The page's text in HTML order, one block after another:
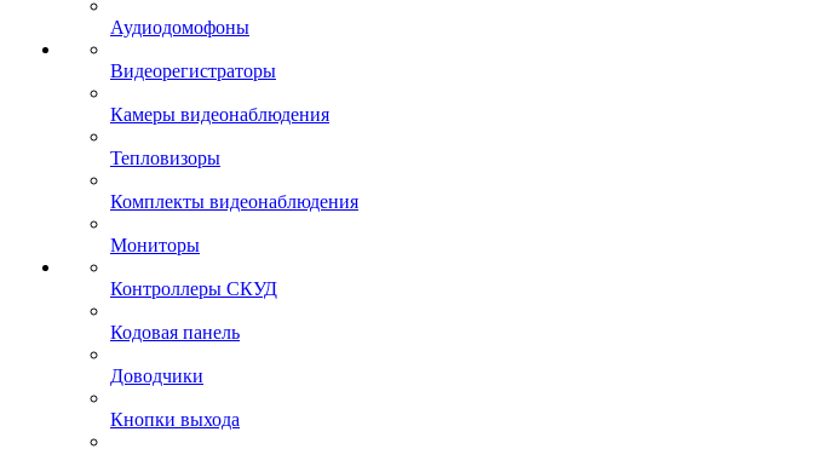
Аудиодомофоны
Видеорегистраторы
Камеры видеонаблюдения
Тепловизоры
Комплекты видеонаблюдения
Мониторы
Контроллеры СКУД
Кодовая панель
Доводчики
Кнопки выхода